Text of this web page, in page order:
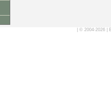
| © 2004-2026 |